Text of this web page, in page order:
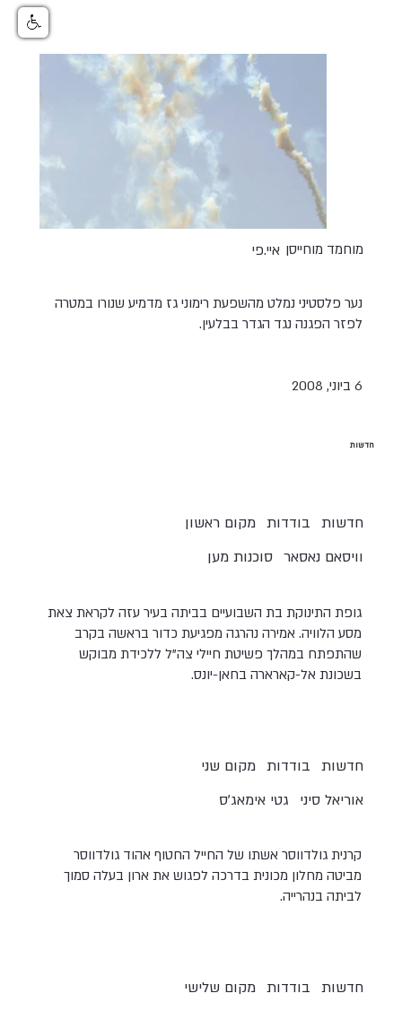
מוחמד מוחייסן איי.פי
נער פלסטיני נמלט מהשפעת רימוני גז מדמיע שנורו במטרה
לפזר הפגנה נגד הגדר בבלעין.
6 ביוני, 2008
חדשות
מקום ראשון בודדות חדשות
סוכנות מען וויסאם נאסאר
גופת התינוקת בת השבועיים בביתה בעיר עזה לקראת צאת
מסע הלוויה. אמירה נהרגה מפגיעת כדור בראשה בקרב
שהתפתח במהלך פשיטת חיילי צה"ל ללכידת מבוקש
בשכונת אל-קארארה בחאן-יונס.
מקום שני בודדות חדשות
גטי אימאג'ס
אוריאל סיני
קרנית גולדווסר אשתו של החייל החטוף אהוד גולדווסר
מביטה מחלון מכונית בדרכה לפגוש את ארון בעלה סמוך
לביתה בנהרייה.
מקום שלישי בודדות חדשות